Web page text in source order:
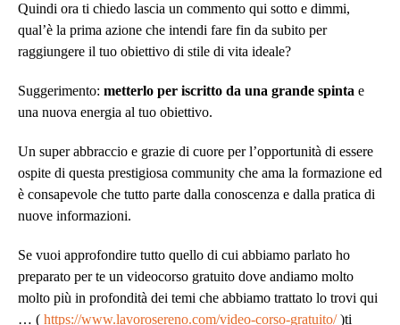
Quindi ora ti chiedo lascia un commento qui sotto e dimmi,
qual’è la prima azione che intendi fare fin da subito per
raggiungere il tuo obiettivo di stile di vita ideale?
Suggerimento: metterlo per iscritto da una grande spinta e
una nuova energia al tuo obiettivo.
Un super abbraccio e grazie di cuore per l’opportunità di essere
ospite di questa prestigiosa community che ama la formazione ed
è consapevole che tutto parte dalla conoscenza e dalla pratica di
nuove informazioni.
Se vuoi approfondire tutto quello di cui abbiamo parlato ho
preparato per te un videocorso gratuito dove andiamo molto
molto più in profondità dei temi che abbiamo trattato lo trovi qui
… ( https://www.lavorosereno.com/video-corso-gratuito/)ti